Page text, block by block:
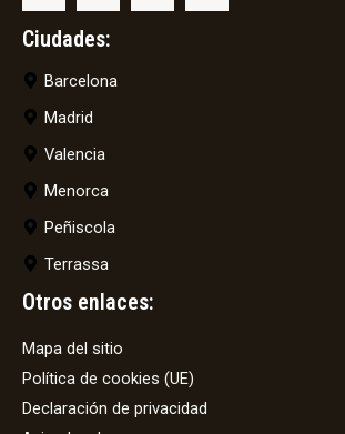
Ciudades:
Barcelona
Madrid
Valencia
Menorca
Peñiscola
Terrassa
Otros enlaces:
Mapa del sitio
Política de cookies (UE)
Declaración de privacidad